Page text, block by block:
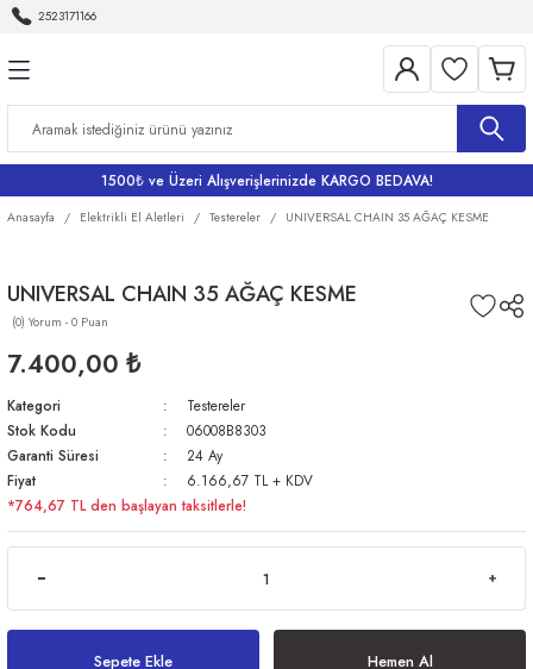
2523171166
Banyo Bataryaları
Eviye Bataryası
1500₺ ve Üzeri Alışverişlerinizde KARGO BEDAVA!
Anasayfa Elektrikli El Aletleri Testereler UNIVERSAL CHAIN 35 AĞAÇ KESME
UNIVERSAL CHAIN 35 AĞAÇ KESME
(0) Yorum - 0 Puan
7.400,00 ₺
Kategori
Testereler
Stok Kodu
06008B8303
Garanti Süresi
24 Ay
Fiyat
6.166,67 TL + KDV
*764,67 TL den başlayan taksitlerle!
Sepete Ekle Hemen Al